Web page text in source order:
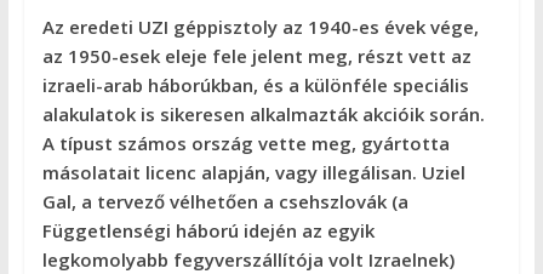
Az eredeti UZI géppisztoly az 1940-es évek vége,
az 1950-esek eleje fele jelent meg, részt vett az
izraeli-arab háborúkban, és a különféle speciális
alakulatok is sikeresen alkalmazták akcióik során.
A típust számos ország vette meg, gyártotta
másolatait licenc alapján, vagy illegálisan. Uziel
Gal, a tervező vélhetően a csehszlovák (a
Függetlenségi háború idején az egyik
legkomolyabb fegyverszállítója volt Izraelnek)